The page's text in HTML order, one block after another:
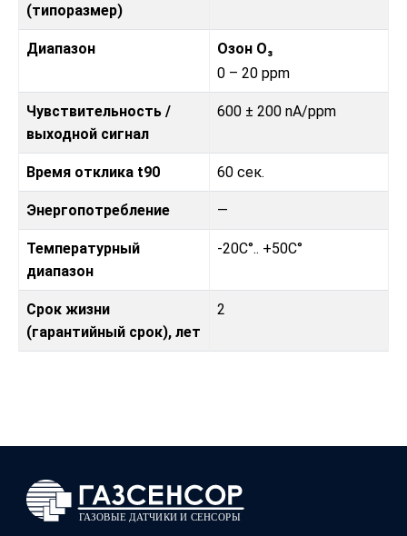
(типоразмер)
Диапазон
Озон O₃
0 – 20 ppm
Чувствительность /
выходной сигнал
600 ± 200 nA/ppm
Время отклика t90 60 сек.
Энергопотребление —
Температурный
диапазон
-20C°.. +50C°
Срок жизни
(гарантийный срок), лет
2